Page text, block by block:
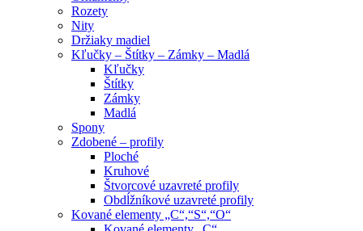
Rozety
Nity
Držiaky madiel
Kľučky – Štítky – Zámky – Madlá
Kľučky
Štítky
Zámky
Madlá
Spony
Zdobené – profily
Ploché
Kruhové
Štvorcové uzavreté profily
Obdĺžníkové uzavreté profily
Kované elementy „C“,“S“,“O“